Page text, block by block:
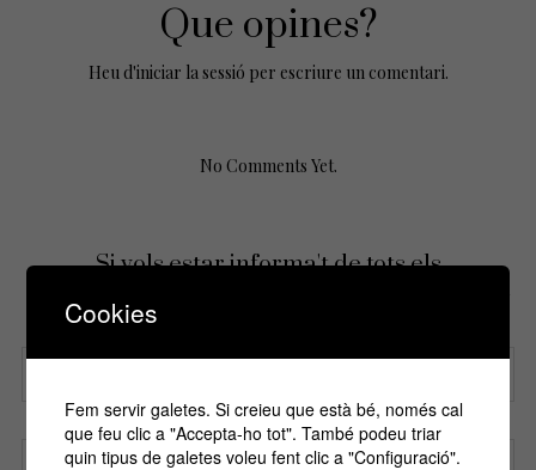
Que opines?
Heu d'iniciar la sessió per escriure un comentari.
No Comments Yet.
Si vols estar informa't de tots els
Nom
Cookies
Fem servir galetes. Si creieu que està bé, només cal
que feu clic a "Accepta-ho tot". També podeu triar
quin tipus de galetes voleu fent clic a "Configuració".